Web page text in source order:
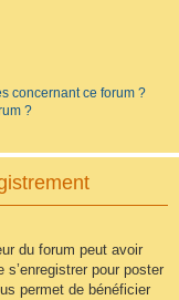
concernant ce forum ?
?
du forum peut avoir
pour poster
permet de bénéficier